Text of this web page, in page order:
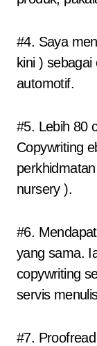
#4. Saya
kini )
automotif.
#5. Lebih 80
Copywriting
nursery ).
#6.
yang sama.
copywriting
servis
#7.